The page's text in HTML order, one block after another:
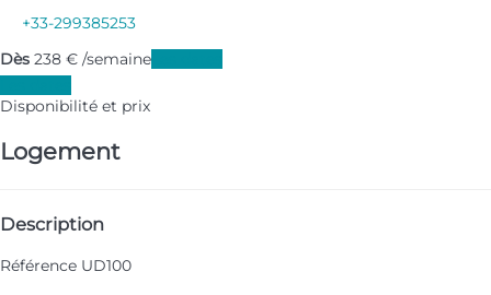
+33-299385253
Dès 238 € /semaine
Disponibilité et prix
Logement
Description
Référence UD100